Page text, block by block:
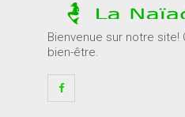
Bienvenue sur notre
bien-être.